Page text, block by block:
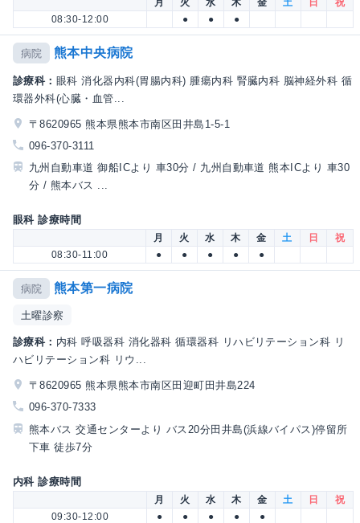
08:30-12:00
● ● ●
病院 熊本中央病院
診療科： 眼科 消化器内科(胃腸内科) 腫瘍内科 腎臓内科 脳神経外科 循
環器外科(心臓・血管...
〒8620965 熊本県熊本市南区田井島1-5-1
096-370-3111
九州自動車道 御船ICより 車30分 / 九州自動車道 熊本ICより 車30
分 / 熊本バス ...
眼科 診療時間
月 火 水 木 金 土 日
祝
08:30-11:00
● ● ● ● ●
病院 熊本第一病院
土曜診察
診療科： 内科 呼吸器科 消化器科 循環器科 リハビリテーション科 リ
ハビリテーション科 リウ...
〒8620965 熊本県熊本市南区田迎町田井島224
096-370-7333
熊本バス 交通センターより バス20分田井島(浜線バイパス)停留所
下車 徒歩7分
内科 診療時間
月 火 水 木 金 土 日
祝
09:30-12:00
● ● ● ●
●